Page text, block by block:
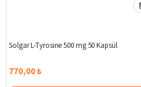
Solgar L-Tyrosine 500 mg 50 Kapsül
770,00 ₺